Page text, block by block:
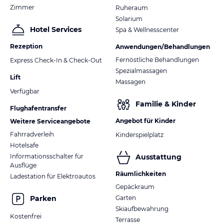
Sommerbiathlon
Dachstein Gletscher, Silberkarklamm, 5-Hütten-Wanderung
Loipeneinstieg gleich in der Nähe des Hotels
200km Langlaufloipen, Gletscherloipe, Nachtloipe,
Winterwanderwege
Pferdeschlittenfahrten
Rodeln und Nachtrodeln
Fatbike on Snow
Familienfreundliche Skiregion Ramsau mit Rittisberg
Alpin Ski auf der Vier-Berge-Skischaukel mit Planai, Reiteralm,
Hochwurzen und Hauser Kaibling ca. 10 - 15 Minuten per PKW
oder gratis mit dem Skibus
Sonstige Einrichtungen und Services
Kostenlose Hotelgarage nach Verfügbarkeit
Kostenlose Parkplätze
Zimmer
Hotel Services
Rezeption
Express Check-In & Check-Out
Lift
Verfügbar
Flughafentransfer
Weitere Serviceangebote
Fahrradverleih
Hotelsafe
Informationsschalter für
Ausflüge
Ladestation für Elektroautos
Parken
Kostenfrei
Ruheraum
Solarium
Spa & Wellnesscenter
Anwendungen/Behandlungen
Fernöstliche Behandlungen
Spezialmassagen
Massagen
Familie & Kinder
Angebot für Kinder
Kinderspielplatz
Ausstattung
Räumlichkeiten
Gepäckraum
Garten
Skiaufbewahrung
Terrasse